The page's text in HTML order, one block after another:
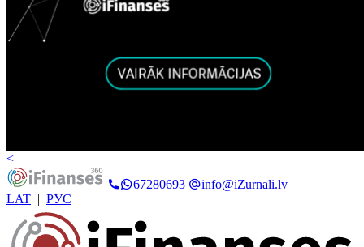
<
67280693
info@iZurnali.lv
LAT | РУС